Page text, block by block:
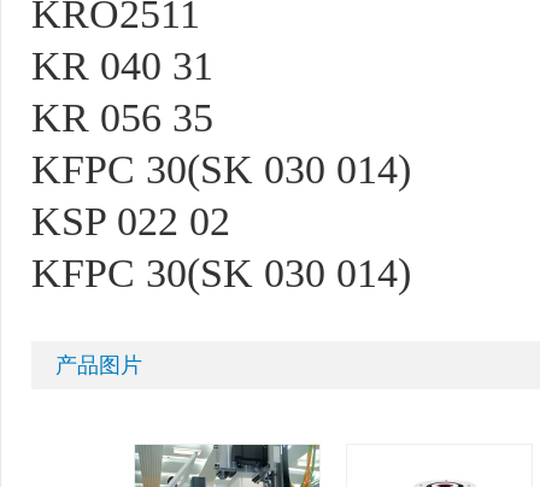
KRO2511
KR 040 31
KR 056 35
KFPC 30(SK 030 014)
KSP 022 02
KFPC 30(SK 030 014)
产品图片